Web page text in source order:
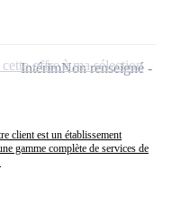
client est un établissement
gamme complète de services de
IntérimNon renseigné
offre à ma sélection